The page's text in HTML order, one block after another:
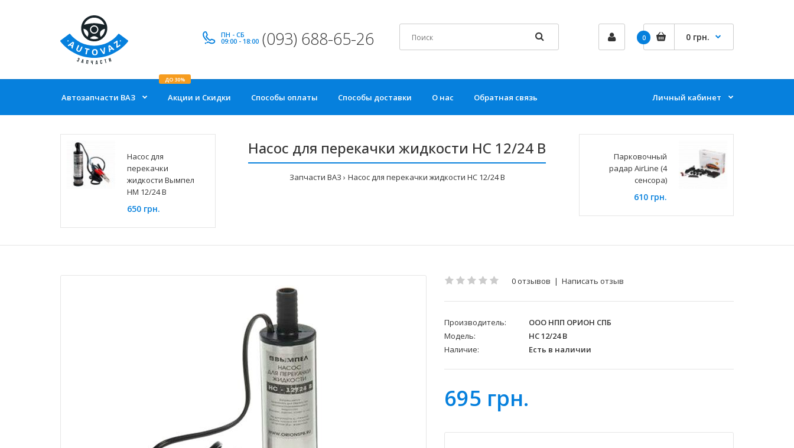
ПН - СБ
09:00 - 18:00 (093) 688-65-26 0 0 грн.
Автозапчасти ВАЗ Акции и Скидки
ДО 30%
Способы оплаты Способы доставки О нас Обратная связь Личный кабинет
Насос для
перекачки
жидкости Вымпел
НМ 12/24 В
650 грн.
Насос для перекачки жидкости НС 12/24 В
Запчасти ВАЗ Насос для перекачки жидкости НС 12/24 В
Парковочный
радар AirLine (4
сенсора)
610 грн.
0 отзывов | Написать отзыв
Производитель:
ООО НПП ОРИОН СПБ
Модель:
НС 12/24 В
Наличие:
Есть в наличии
695 грн.